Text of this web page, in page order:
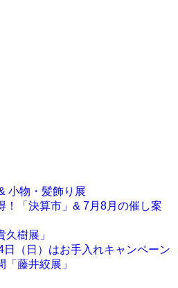
小物・髪飾り展
！「決算市」& 7月8月の催し案
樹展」
（日）はお手入れキャンペーン
藤井絞展」